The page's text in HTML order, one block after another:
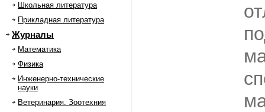
Школьная литература
Прикладная литература
Журналы
Математика
Физика
Инженерно-технические
науки
Ветеринария. Зоотехния